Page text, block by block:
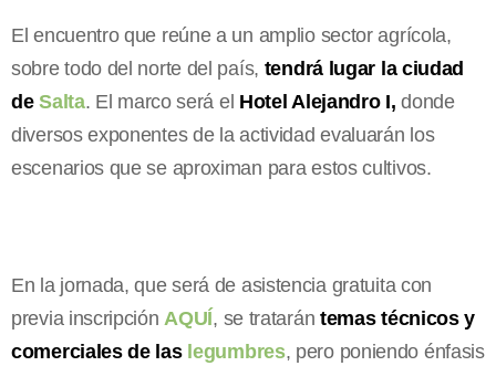
El encuentro que reúne a un amplio sector agrícola,
sobre todo del norte del país, tendrá lugar la ciudad
deSalta. El marco será el Hotel Alejandro I, donde
diversos exponentes de la actividad evaluarán los
escenarios que se aproximan para estos cultivos.
En la jornada, que será de asistencia gratuita con
previa inscripción AQUÍ, se tratarán temas técnicos y
comerciales de las legumbres, pero poniendo énfasis